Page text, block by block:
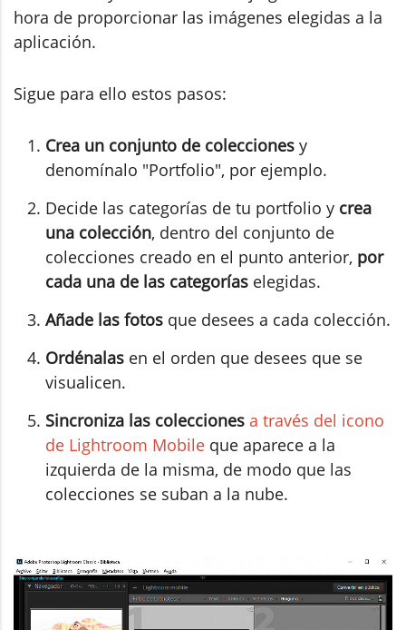
hora de proporcionar las imágenes elegidas a la
aplicación.
Sigue para ello estos pasos:
Crea un conjunto de colecciones y
denomínalo "Portfolio", por ejemplo.
Decide las categorías de tu portfolio y crea
una colección, dentro del conjunto de
colecciones creado en el punto anterior, por
cada una de las categorías elegidas.
Añade las fotos que desees a cada colección.
Ordénalas en el orden que desees que se
visualicen.
Sincroniza las colecciones a través del icono
de Lightroom Mobile que aparece a la
izquierda de la misma, de modo que las
colecciones se suban a la nube.